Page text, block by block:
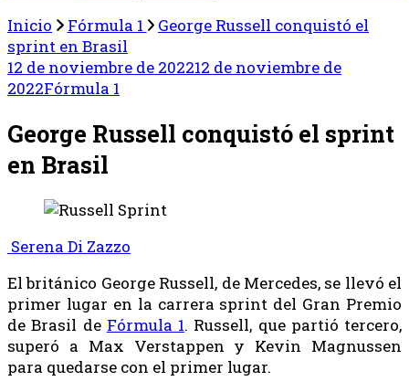
Inicio
Fórmula 1
George Russell conquistó el
sprint en Brasil
12 de noviembre de 202212 de noviembre de
2022Fórmula 1
George Russell conquistó el sprint
en Brasil
Serena Di Zazzo
El británico George Russell, de Mercedes, se llevó el
primer lugar en la carrera sprint del Gran Premio
de Brasil de Fórmula 1. Russell, que partió tercero,
superó a Max Verstappen y Kevin Magnussen
para quedarse con el primer lugar.